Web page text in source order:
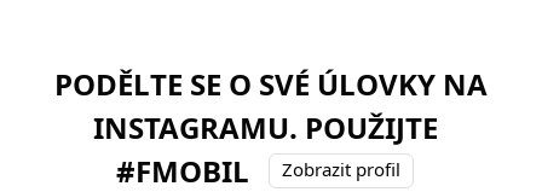
PODĚLTE SE O SVÉ ÚLOVKY NA
INSTAGRAMU. POUŽIJTE
#FMOBIL
Zobrazit profil